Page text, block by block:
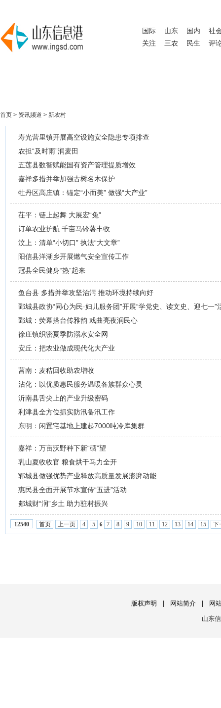
国际 山东 国内
社
关注
三农 民生 评
首页 > 资讯频道 > 新农村
寿光营里镇开展高空设施安全隐患专项排查
农担“及时雨”润麦田
五莲县数智赋能国有资产管理提质增效
嘉祥多措并举加强古树名木保护
牡丹区高庄镇：锚定“小而美” 做强“大产业”
茌平：链上起舞 大展宏“兔”
订单农业护航 千亩马铃薯丰收
汶上：清单“小切口” 执法“大文章”
阳信县洋湖乡开展燃气安全宣传工作
冠县全民健身“热”起来
鱼台县 多措并举攻坚治污 推动环境持续向好
鄄城县政协“同心为民·妇儿服务团”开展“学党史、读文史、迎七一”
鄄城：荧幕搭台传雅韵 戏曲亮夜润民心
徐庄镇织密夏季防溺水安全网
安丘：把农业做成现代化大产业
莒南：麦秸回收助农增收​
沾化：以优质惠民服务温暖各族群众心灵
沂南县舌尖上的产业升级密码
利津县全方位抓实防汛备汛工作
东明：闲置宅基地上建起7000吨冷库集群
嘉祥：万亩沃野种下新“硒”望
乳山夏收收官 粮食烘干马力全开
郓城县做强优势产业释放高质量发展澎湃动能
惠民县全面开展节水宣传“五进”活动
郯城财“润”乡土 助力驻村振兴
12540 首页 上一页 4 5 6 7 8 9 10 11 12 13 14 15 下
版权声明 网站简介 网
山东